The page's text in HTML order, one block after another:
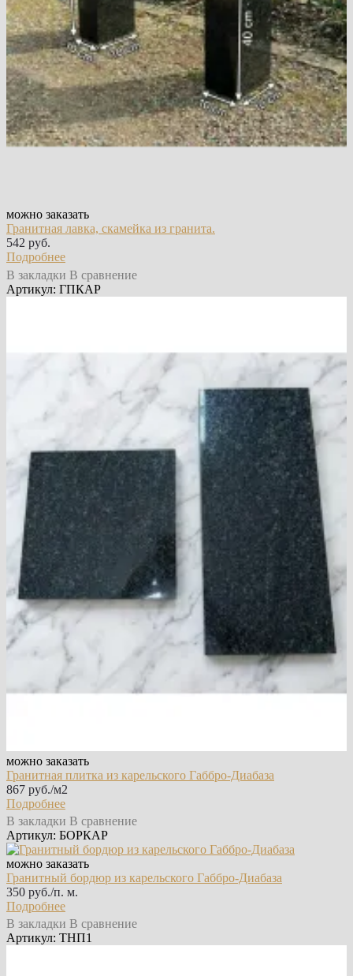
можно заказать
Гранитная лавка, скамейка из гранита.
542 руб.
Подробнее
В закладки В сравнение
Артикул: ГПКАР
можно заказать
Гранитная плитка из карельского Габбро‑Диабаза
867 руб./м2
Подробнее
В закладки В сравнение
Артикул: БОРКАР
можно заказать
Гранитный бордюр из карельского Габбро‑Диабаза
350 руб./п. м.
Подробнее
В закладки В сравнение
Артикул: ТНП1